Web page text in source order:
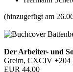
(hinzugefügt am
Der Arbeiter- und
Greim, CXCIV +204
EUR 44,00